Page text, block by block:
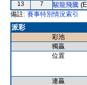
13 7 駿龍飛騰
備註: 賽事特別情況索引
派彩
彩池
獨贏
位置
連贏